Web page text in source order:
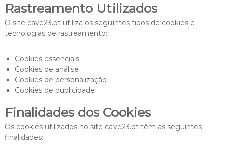
Rastreamento Utilizados
O site cave23.pt utiliza os seguintes tipos de cookies e
tecnologias de rastreamento:
Cookies essenciais
Cookies de análise
Cookies de personalização
Cookies de publicidade
Finalidades dos Cookies
Os cookies utilizados no site cave23.pt têm as seguintes
finalidades: